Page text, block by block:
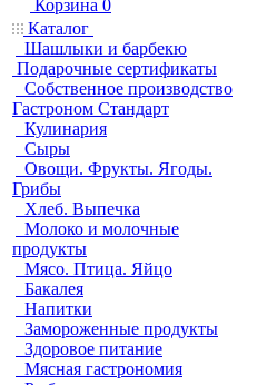
Корзина 0
Каталог
Шашлыки и барбекю
Подарочные сертификаты
Собственное производство
Гастроном Стандарт
Кулинария
Сыры
Овощи. Фрукты. Ягоды.
Грибы
Хлеб. Выпечка
Молоко и молочные
продукты
Мясо. Птица. Яйцо
Бакалея
Напитки
Замороженные продукты
Здоровое питание
Мясная гастрономия